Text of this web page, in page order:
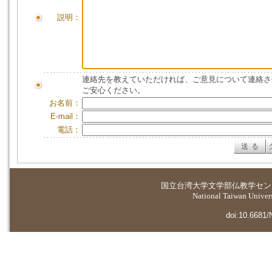
説明：
連絡先を教えていただければ、ご意見について連絡
ご安心ください。
お名前：
E-mail：
電話：
国立台湾大学文学部仏教学セ
National Taiwan
doi:10.6681/